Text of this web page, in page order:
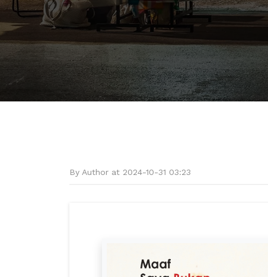
By Author at 2024-10-31 03:23